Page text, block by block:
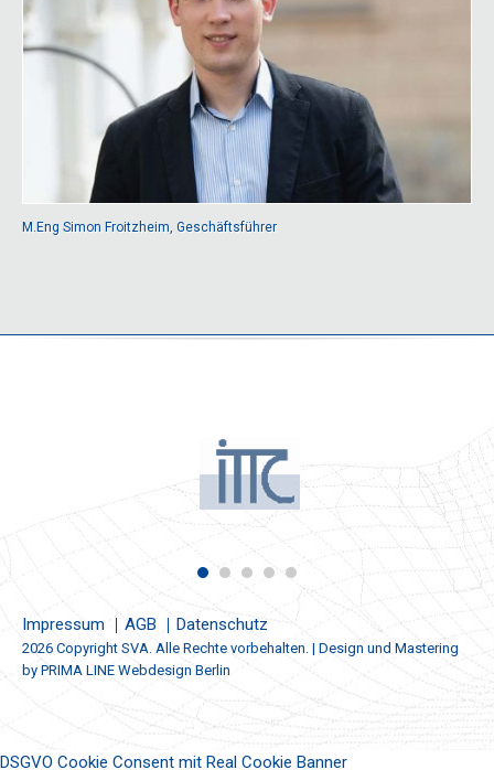
M.Eng Simon Froitzheim, Geschäftsführer
Impressum AGB Datenschutz
2026 Copyright SVA. Alle Rechte vorbehalten. | Design und Mastering
by PRIMA LINE Webdesign Berlin
DSGVO Cookie Consent mit Real Cookie Banner